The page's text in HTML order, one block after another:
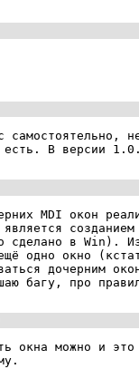
есть. В версии
MDI окон
сделано в Win).
одно окно
дочерним
багу, про
окна можно и